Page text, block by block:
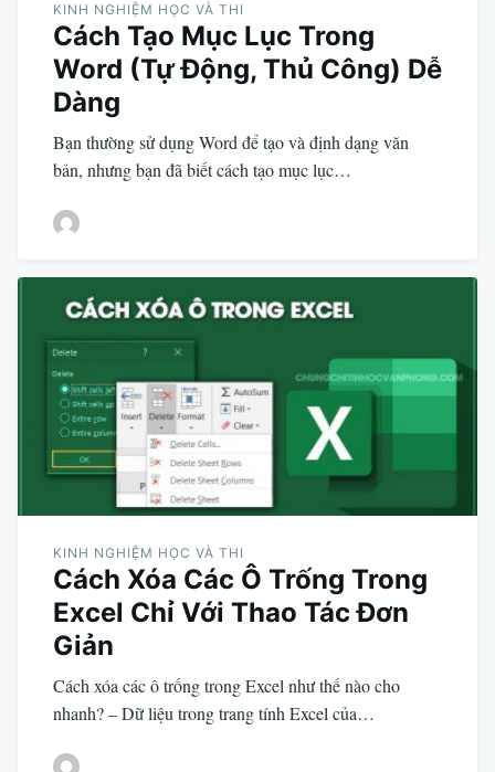
KINH NGHIỆM HỌC VÀ THI
Cách Tạo Mục Lục Trong
Word (Tự Động, Thủ Công) Dễ
Dàng
Bạn thường sử dụng Word để tạo và định dạng văn
bản, nhưng bạn đã biết cách tạo mục lục…
KINH NGHIỆM HỌC VÀ THI
Cách Xóa Các Ô Trống Trong
Excel Chỉ Với Thao Tác Đơn
Giản
Cách xóa các ô trống trong Excel như thế nào cho
nhanh? – Dữ liệu trong trang tính Excel của…